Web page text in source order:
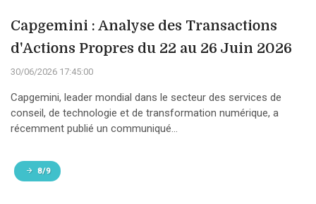
Capgemini : Analyse des Transactions
d'Actions Propres du 22 au 26 Juin 2026
30/06/2026 17:45:00
Capgemini, leader mondial dans le secteur des services de
conseil, de technologie et de transformation numérique, a
récemment publié un communiqué...
8/9